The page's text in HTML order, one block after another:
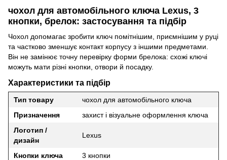
чохол для автомобільного ключа Lexus, 3
кнопки, брелок: застосування та підбір
Чохол допомагає зробити ключ помітнішим, приємнішим у руці
та частково зменшує контакт корпусу з іншими предметами.
Він не замінює точну перевірку форми брелока: схожі ключі
можуть мати різні кнопки, отвори й посадку.
Характеристики та підбір
Тип товару
чохол для автомобільного ключа
Призначення
захист і візуальне оформлення ключа
Логотип /
дизайн
Lexus
Кнопки ключа
3 кнопки